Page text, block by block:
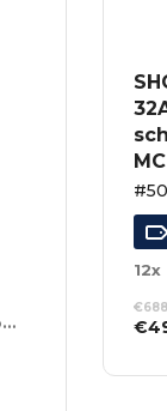
6 schuko’s met kabelmoer – 16A max.
€
€